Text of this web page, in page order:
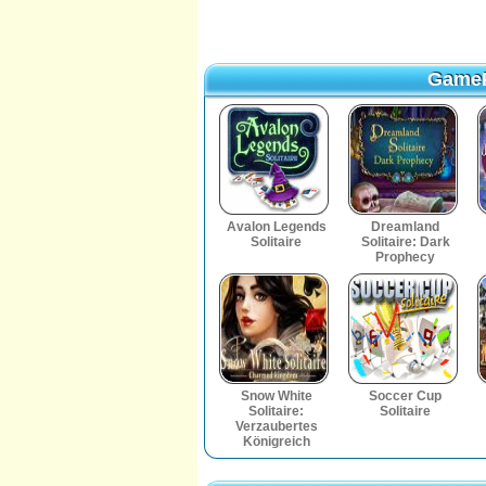
Avalon Legends
Solitaire
Dreamland
Solitaire: Dark
Prophecy
Snow White
Solitaire:
Verzaubertes
Königreich
Soccer Cup
Solitaire